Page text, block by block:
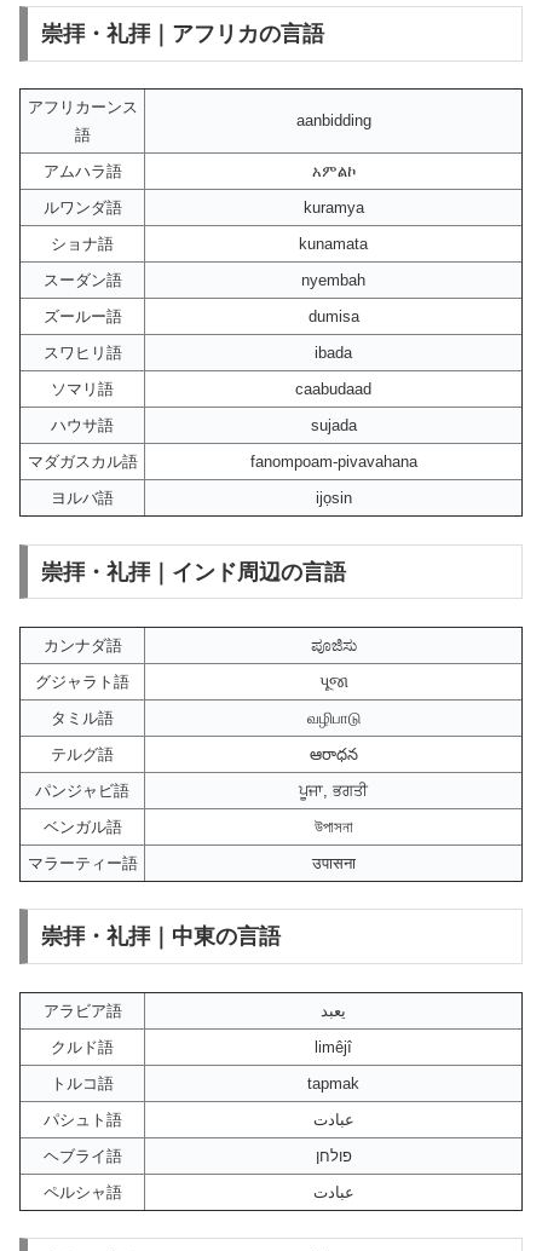
崇拝・礼拝｜アフリカの言語
アフリカーンス
語
aanbidding
アムハラ語
አምልኮ
ルワンダ語
kuramya
ショナ語
kunamata
スーダン語
nyembah
ズールー語
dumisa
スワヒリ語
ibada
ソマリ語
caabudaad
ハウサ語
sujada
マダガスカル語
fanompoam-pivavahana
ヨルバ語
ijọsin
崇拝・礼拝｜インド周辺の言語
カンナダ語
ಪೂಜಿಸು
グジャラト語
પૂજા
タミル語
வழிபாடு
テルグ語
ఆరాధన
パンジャビ語
ਪੂਜਾ, ਭਗਤੀ
ベンガル語
উপাসনা
マラーティー語
उपासना
崇拝・礼拝｜中東の言語
アラビア語
يعبد
クルド語
limêjî
トルコ語
tapmak
パシュト語
عبادت
ヘブライ語
פולחן
ペルシャ語
عبادت